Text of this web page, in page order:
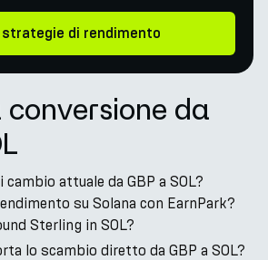
strategie di rendimento
conversione da
cambio attuale da GBP a SOL?
su Solana con EarnPark?
Sterling in SOL?
lo scambio diretto da GBP a SOL?